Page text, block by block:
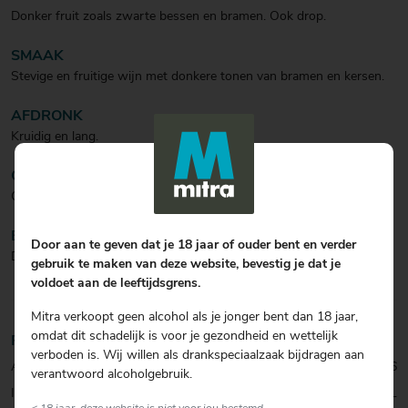
Donker fruit zoals zwarte bessen en bramen. Ook drop.
SMAAK
Stevige en fruitige wijn met donkere tonen van bramen en kersen.
AFDRONK
Kruidig en lang.
CULINAIR
Gegrild vlees, lamsvlees, wild.
BIJZONDERHEDEN
Deze Malbec heeft geen houtlagering gehad.
Productinformatie
Artikelcode:
0001016856
150 CL
Door aan te geven dat je 18 jaar of ouder bent en verder
gebruik te maken van deze website, bevestig je dat je
voldoet aan de leeftijdsgrens.
Mitra verkoopt geen alcohol als je jonger bent dan 18 jaar,
omdat dit schadelijk is voor je gezondheid en wettelijk
verboden is. Wij willen als drankspeciaalzaak bijdragen aan
verantwoord alcoholgebruik.